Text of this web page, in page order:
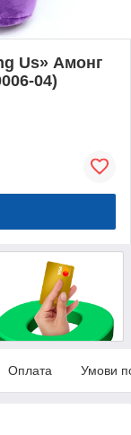
Us» Амонг
04)
Оплата Умови